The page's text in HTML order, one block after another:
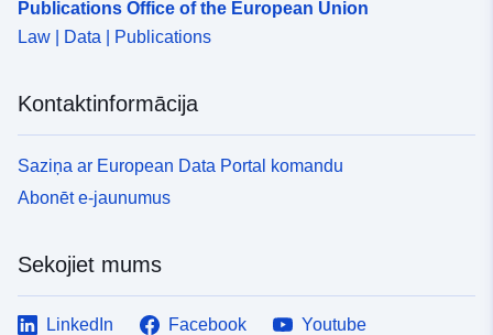
a187-4166-bcf2-03d88b63bd42
Publications Office of the European Union
Law | Data | Publications
Kontaktinformācija
Saziņa ar European Data Portal komandu
Abonēt e-jaunumus
Sekojiet mums
LinkedIn Facebook
Youtube